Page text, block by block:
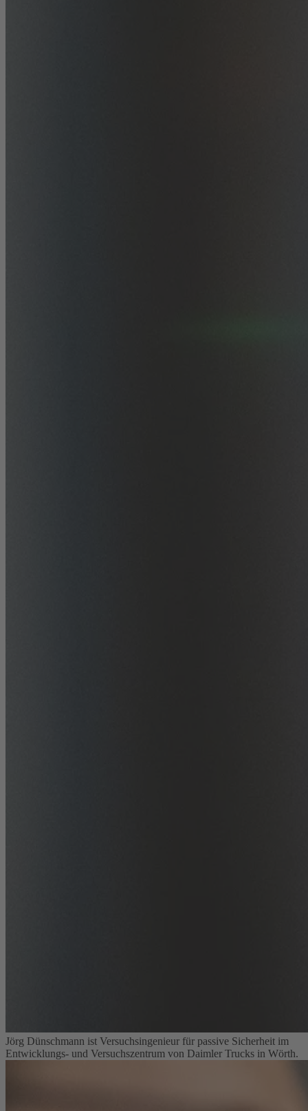
Jörg Dünschmann ist Versuchsingenieur für passive Sicherheit im
Entwicklungs- und Versuchszentrum von Daimler Trucks in Wörth.